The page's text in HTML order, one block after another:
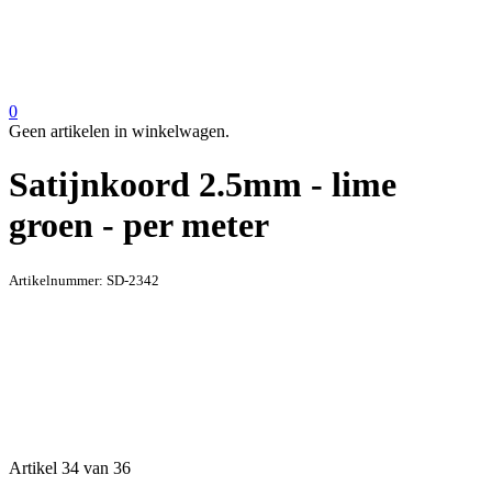
0
Geen artikelen in winkelwagen.
Satijnkoord 2.5mm - lime
groen - per meter
Artikelnummer: SD-2342
Artikel 34 van 36